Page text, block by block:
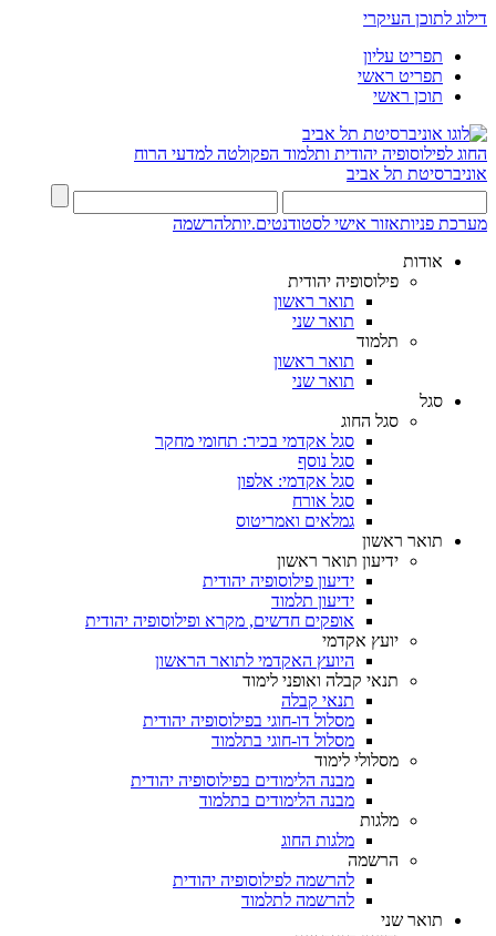
דילוג לתוכן העיקרי
תפריט עליון
תפריט ראשי
תוכן ראשי
החוג לפילוסופיה יהודית ותלמוד הפקולטה למדעי הרוח
אוניברסיטת תל אביב
מערכת פניותאזור אישי לסטודנטים.יותלהרשמה
אודות
פילוסופיה יהודית
תואר ראשון
תואר שני
תלמוד
תואר ראשון
תואר שני
סגל
סגל החוג
סגל אקדמי בכיר: תחומי מחקר
סגל נוסף
סגל אקדמי: אלפון
סגל אורח
גמלאים ואמריטוס
תואר ראשון
ידיעון תואר ראשון
ידיעון פילוסופיה יהודית
ידיעון תלמוד
אופקים חדשים, מקרא ופילוסופיה יהודית
יועץ אקדמי
היועץ האקדמי לתואר הראשון
תנאי קבלה ואופני לימוד
תנאי קבלה
מסלול דו-חוגי בפילוסופיה יהודית
מסלול דו-חוגי בתלמוד
מסלולי לימוד
מבנה הלימודים בפילוסופיה יהודית
מבנה הלימודים בתלמוד
מלגות
מלגות החוג
הרשמה
להרשמה לפילוסופיה יהודית
להרשמה לתלמוד
תואר שני